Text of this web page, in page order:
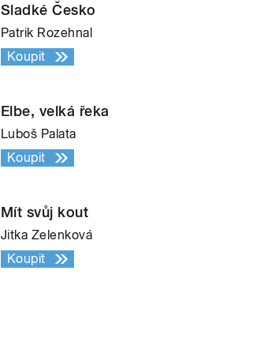
Sladké Česko
Patrik Rozehnal
Koupit
Elbe, velká řeka
Luboš Palata
Koupit
Mít svůj kout
Jitka Zelenková
Koupit